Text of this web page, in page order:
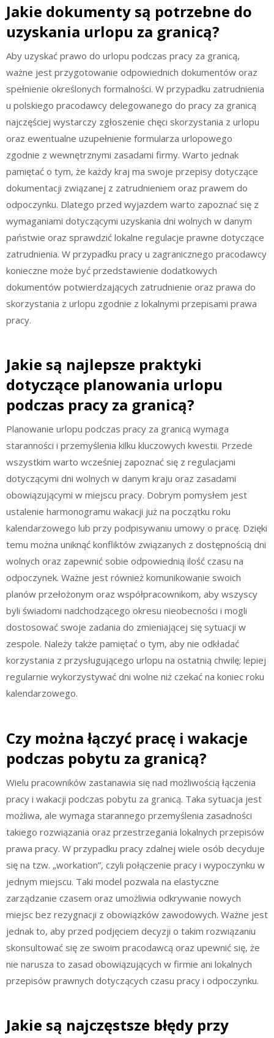
Jakie dokumenty są potrzebne do
uzyskania urlopu za granicą?
Aby uzyskać prawo do urlopu podczas pracy za granicą,
ważne jest przygotowanie odpowiednich dokumentów oraz
spełnienie określonych formalności. W przypadku zatrudnienia
u polskiego pracodawcy delegowanego do pracy za granicą
najczęściej wystarczy zgłoszenie chęci skorzystania z urlopu
oraz ewentualne uzupełnienie formularza urlopowego
zgodnie z wewnętrznymi zasadami firmy. Warto jednak
pamiętać o tym, że każdy kraj ma swoje przepisy dotyczące
dokumentacji związanej z zatrudnieniem oraz prawem do
odpoczynku. Dlatego przed wyjazdem warto zapoznać się z
wymaganiami dotyczącymi uzyskania dni wolnych w danym
państwie oraz sprawdzić lokalne regulacje prawne dotyczące
zatrudnienia. W przypadku pracy u zagranicznego pracodawcy
konieczne może być przedstawienie dodatkowych
dokumentów potwierdzających zatrudnienie oraz prawa do
skorzystania z urlopu zgodnie z lokalnymi przepisami prawa
pracy.
Jakie są najlepsze praktyki
dotyczące planowania urlopu
podczas pracy za granicą?
Planowanie urlopu podczas pracy za granicą wymaga
staranności i przemyślenia kilku kluczowych kwestii. Przede
wszystkim warto wcześniej zapoznać się z regulacjami
dotyczącymi dni wolnych w danym kraju oraz zasadami
obowiązującymi w miejscu pracy. Dobrym pomysłem jest
ustalenie harmonogramu wakacji już na początku roku
kalendarzowego lub przy podpisywaniu umowy o pracę. Dzięki
temu można uniknąć konfliktów związanych z dostępnością dni
wolnych oraz zapewnić sobie odpowiednią ilość czasu na
odpoczynek. Ważne jest również komunikowanie swoich
planów przełożonym oraz współpracownikom, aby wszyscy
byli świadomi nadchodzącego okresu nieobecności i mogli
dostosować swoje zadania do zmieniającej się sytuacji w
zespole. Należy także pamiętać o tym, aby nie odkładać
korzystania z przysługującego urlopu na ostatnią chwilę; lepiej
regularnie wykorzystywać dni wolne niż czekać na koniec roku
kalendarzowego.
Czy można łączyć pracę i wakacje
podczas pobytu za granicą?
Wielu pracowników zastanawia się nad możliwością łączenia
pracy i wakacji podczas pobytu za granicą. Taka sytuacja jest
możliwa, ale wymaga starannego przemyślenia zasadności
takiego rozwiązania oraz przestrzegania lokalnych przepisów
prawa pracy. W przypadku pracy zdalnej wiele osób decyduje
się na tzw. „workation”, czyli połączenie pracy i wypoczynku w
jednym miejscu. Taki model pozwala na elastyczne
zarządzanie czasem oraz umożliwia odkrywanie nowych
miejsc bez rezygnacji z obowiązków zawodowych. Ważne jest
jednak to, aby przed podjęciem decyzji o takim rozwiązaniu
skonsultować się ze swoim pracodawcą oraz upewnić się, że
nie narusza to zasad obowiązujących w firmie ani lokalnych
przepisów prawnych dotyczących czasu pracy i odpoczynku.
Jakie są najczęstsze błędy przy